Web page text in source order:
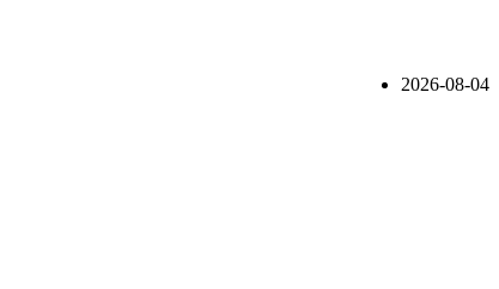
2026-08-04